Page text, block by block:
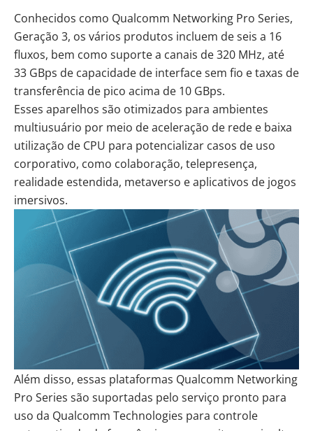
Conhecidos como Qualcomm Networking Pro Series,
Geração 3, os vários produtos incluem de seis a 16
fluxos, bem como suporte a canais de 320 MHz, até
33 GBps de capacidade de interface sem fio e taxas de
transferência de pico acima de 10 GBps.
Esses aparelhos são otimizados para ambientes
multiusuário por meio de aceleração de rede e baixa
utilização de CPU para potencializar casos de uso
corporativo, como colaboração, telepresença,
realidade estendida, metaverso e aplicativos de jogos
imersivos.
Além disso, essas plataformas Qualcomm Networking
Pro Series são suportadas pelo serviço pronto para
uso da Qualcomm Technologies para controle